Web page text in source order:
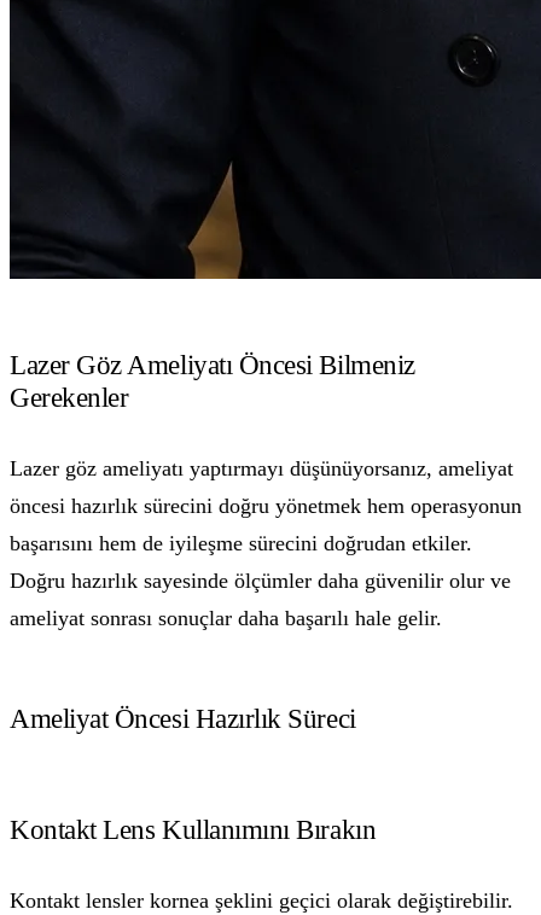
Lazer Göz Ameliyatı Öncesi Bilmeniz
Gerekenler
Lazer göz ameliyatı yaptırmayı düşünüyorsanız, ameliyat
öncesi hazırlık sürecini doğru yönetmek hem operasyonun
başarısını hem de iyileşme sürecini doğrudan etkiler.
Doğru hazırlık sayesinde ölçümler daha güvenilir olur ve
ameliyat sonrası sonuçlar daha başarılı hale gelir.
Ameliyat Öncesi Hazırlık Süreci
Kontakt Lens Kullanımını Bırakın
Kontakt lensler kornea şeklini geçici olarak değiştirebilir.